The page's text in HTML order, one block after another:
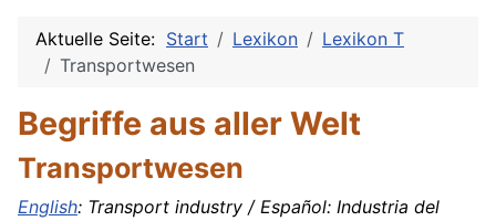
Aktuelle Seite: Start Lexikon
Lexikon T
Transportwesen
Begriffe aus aller Welt
Transportwesen
English: Transport industry / Español: Industria del